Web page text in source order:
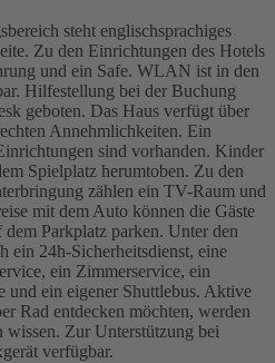
steht englischsprachiges
Zu den Einrichtungen des Hotels
und ein Safe. WLAN ist in den
Hilfestellung bei der Buchung
geboten. Das Haus verfügt über
Annehmlichkeiten. Ein
sind vorhanden. Kinder
Spielplatz herumtoben. Zu den
zählen ein TV-Raum und
mit dem Auto können die Gäste
Parkplatz parken. Unter den
ein 24h-Sicherheitsdienst, eine
ein Zimmerservice, ein
und ein eigener Shuttlebus. Aktive
Rad entdecken möchten, werden
wissen. Zur Unterstützung bei
verfügbar.